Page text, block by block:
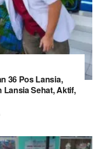
36 Pos Lansia,
Sehat, Aktif,